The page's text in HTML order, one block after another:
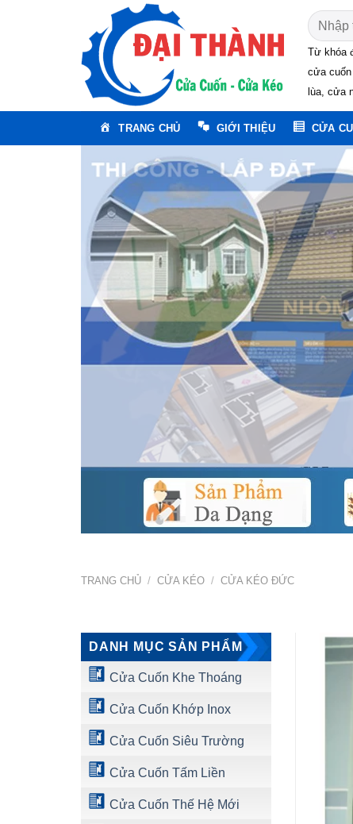
Tìm
kiếm:
Từ khóa
cửa
lùa, cửa
TRANG CHỦ GIỚI THIỆU CỬA
TRANG CHỦ / CỬA KÉO / CỬA KÉO ĐỨC
DANH MỤC SẢN PHẨM
Cửa Cuốn Khe Thoáng
Cửa Cuốn Khớp Inox
Cửa Cuốn Siêu Trường
Cửa Cuốn Tấm Liền
Cửa Cuốn Thế Hệ Mới